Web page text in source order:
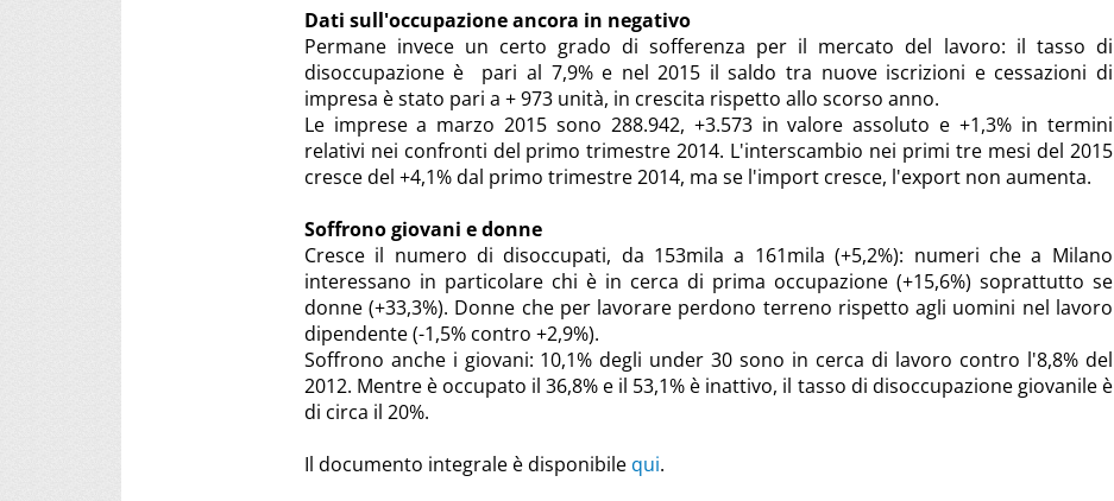
Dati sull'occupazione ancora in negativo
Permane invece un certo grado di sofferenza per il mercato del lavoro: il tasso di
disoccupazione è pari al 7,9% e nel 2015 il saldo tra nuove iscrizioni e cessazioni di
impresa è stato pari a + 973 unità, in crescita rispetto allo scorso anno.
Le imprese a marzo 2015 sono 288.942, +3.573 in valore assoluto e +1,3% in termini
relativi nei confronti del primo trimestre 2014. L'interscambio nei primi tre mesi del 2015
cresce del +4,1% dal primo trimestre 2014, ma se l'import cresce, l'export non aumenta.
Soffrono giovani e donne
Cresce il numero di disoccupati, da 153mila a 161mila (+5,2%): numeri che a Milano
interessano in particolare chi è in cerca di prima occupazione (+15,6%) soprattutto se
donne (+33,3%). Donne che per lavorare perdono terreno rispetto agli uomini nel lavoro
dipendente (-1,5% contro +2,9%).
Soffrono anche i giovani: 10,1% degli under 30 sono in cerca di lavoro contro l'8,8% del
2012. Mentre è occupato il 36,8% e il 53,1% è inattivo, il tasso di disoccupazione giovanile è
di circa il 20%.
Il documento integrale è disponibile qui.